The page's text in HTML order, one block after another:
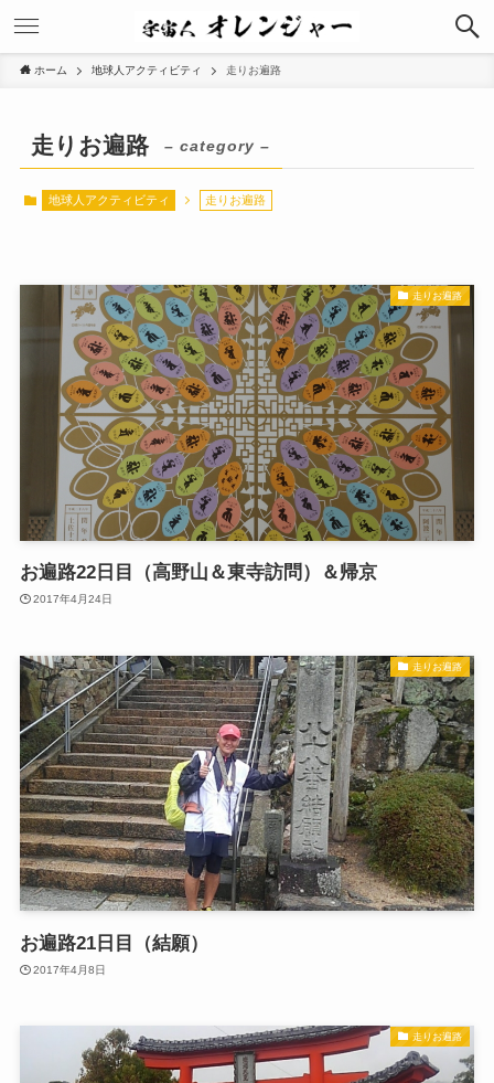
ホーム 地球人アクティビティ 走りお遍路
走りお遍路 – category –
地球人アクティビティ 走りお遍路
走りお遍路
お遍路22日目（高野山＆東寺訪問）＆帰京
2017年4月24日
走りお遍路
お遍路21日目（結願）
2017年4月8日
走りお遍路